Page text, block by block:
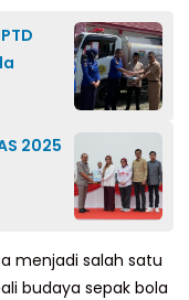
2025
menjadi salah satu
budaya sepak bola